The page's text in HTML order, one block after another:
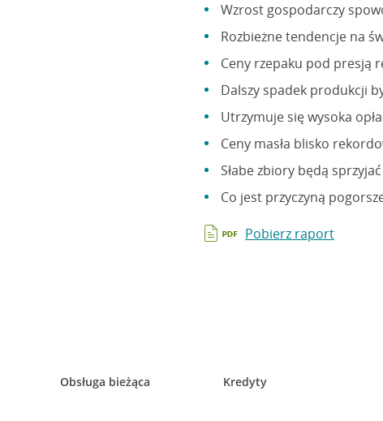
Wzrost gospodarczy
Rozbieżne tendencje na
Ceny rzepaku pod presją
Dalszy spadek produkcji
Utrzymuje się wysoka
Ceny masła blisko
Słabe zbiory będą
Co jest przyczyną
Pobierz raport
Obsługa bieżąca Kredyty